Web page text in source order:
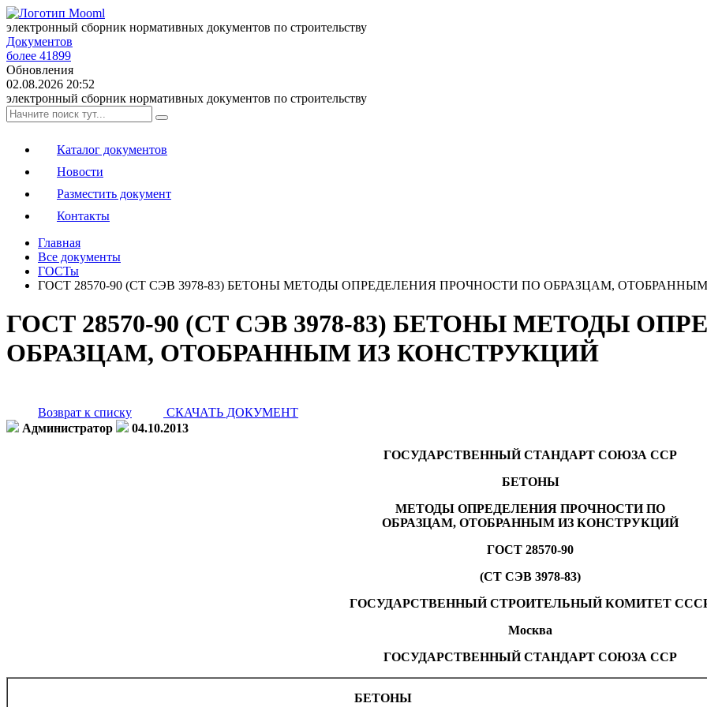
электронный сборник нормативных документов по строительству
Документов
более 41899
Обновления
02.08.2026 20:52
электронный сборник нормативных документов по строительству
Каталог документов
Новости
Разместить документ
Контакты
Главная
Все документы
ГОСТы
ГОСТ 28570-90 (СТ СЭВ 3978-83) БЕТОНЫ МЕТОДЫ ОПРЕДЕЛЕНИЯ ПРОЧНОСТИ ПО ОБРАЗЦАМ,
ГОСТ 28570-90 (СТ СЭВ 3978-83) БЕТОНЫ МЕТОДЫ
ОБРАЗЦАМ, ОТОБРАННЫМ ИЗ КОНСТРУКЦИЙ
Возврат к списку
СКАЧАТЬ ДОКУМЕНТ
Администратор
04.10.2013
ГОСУДАРСТВЕННЫЙ СТАНДАРТ СОЮЗА ССР
БЕТОНЫ
МЕТОДЫ ОПРЕДЕЛЕНИЯ ПРОЧНОСТИ ПО
ОБРАЗЦАМ, ОТОБРАННЫМ ИЗ КОНСТРУКЦИЙ
ГОСТ 28570-90
(СТ СЭВ 3978-83)
ГОСУДАРСТВЕННЫЙ СТРОИТЕЛЬНЫЙ КОМИТЕТ
Москва
ГОСУДАРСТВЕННЫЙ СТАНДАРТ СОЮЗА ССР
БЕТОНЫ